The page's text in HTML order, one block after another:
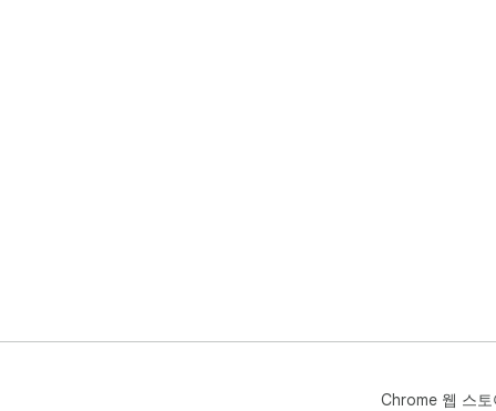
Chrome 웹 스